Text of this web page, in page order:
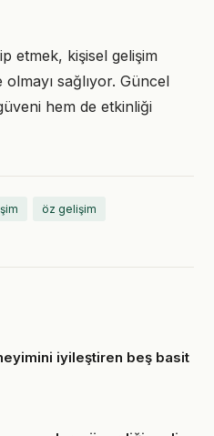
etmek, kişisel gelişim
sağlıyor. Güncel
hem de etkinliği
öz gelişim
iyileştiren beş basit